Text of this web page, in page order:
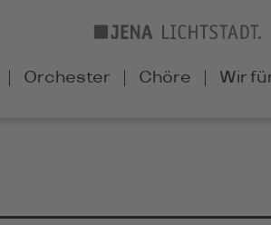
Orchester Chöre Wir